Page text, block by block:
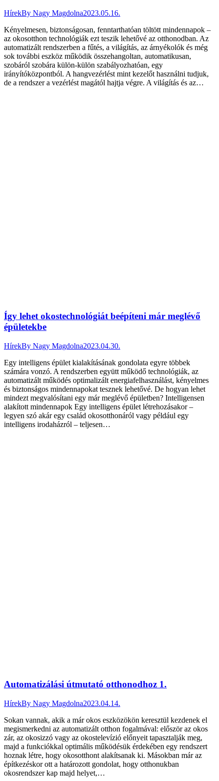
HírekBy Nagy Magdolna2023.05.16.
Kényelmesen, biztonságosan, fenntarthatóan töltött mindennapok –
az okosotthon technológiák ezt teszik lehetővé az otthonodban. Az
automatizált rendszerben a fűtés, a világítás, az árnyékolók és még
sok további eszköz működik összehangoltan, automatikusan,
szobáról szobára külön-külön szabályozhatóan, egy
irányítóközpontból. A hangvezérlést mint kezelőt használni tudjuk,
de a rendszer a vezérlést magától hajtja végre. A világítás és az…
Így lehet okostechnológiát beépíteni már meglévő
épületekbe
HírekBy Nagy Magdolna2023.04.30.
Egy intelligens épület kialakításának gondolata egyre többek
számára vonzó. A rendszerben együtt működő technológiák, az
automatizált működés optimalizált energiafelhasználást, kényelmes
és biztonságos mindennapokat tesznek lehetővé. De hogyan lehet
mindezt megvalósítani egy már meglévő épületben? Intelligensen
alakított mindennapok Egy intelligens épület létrehozásakor –
legyen szó akár egy család okosotthonáról vagy például egy
intelligens irodaházról – teljesen…
Automatizálási útmutató otthonodhoz 1.
HírekBy Nagy Magdolna2023.04.14.
Sokan vannak, akik a már okos eszközökön keresztül kezdenek el
megismerkedni az automatizált otthon fogalmával: először az okos
zár, az okosizzó vagy az okostelevízió előnyeit tapasztalják meg,
majd a funkciókkal optimális működésük érdekében egy rendszert
hoznak létre, hogy okosotthont alakítsanak ki. Másokban már az
építkezéskor ott a határozott gondolat, hogy otthonukban
okosrendszer kap majd helyet,…